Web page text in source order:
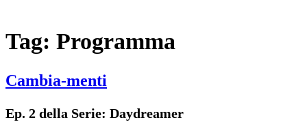
Tag: Programma
Cambia-menti
Ep. 2 della Serie: Daydreamer